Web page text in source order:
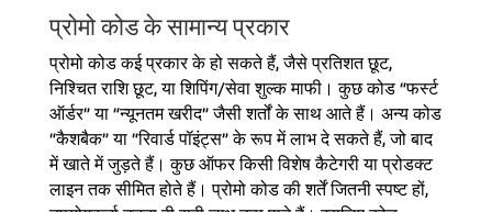
प्रोमो कोड के सामान्य प्रकार
प्रोमो कोड कई प्रकार के हो सकते हैं, जैसे प्रतिशत छूट,
निश्चित राशि छूट, या शिपिंग/सेवा शुल्क माफी। कुछ कोड “फर्स्ट
ऑर्डर” या “न्यूनतम खरीद” जैसी शर्तों के साथ आते हैं। अन्य कोड
“कैशबैक” या “रिवार्ड पॉइंट्स” के रूप में लाभ दे सकते हैं, जो बाद
में खाते में जुड़ते हैं। कुछ ऑफर किसी विशेष कैटेगरी या प्रोडक्ट
लाइन तक सीमित होते हैं। प्रोमो कोड की शर्तें जितनी स्पष्ट हों,